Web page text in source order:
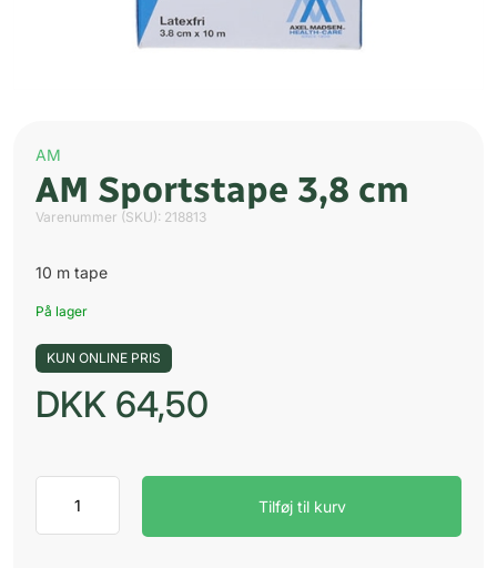
AM
AM Sportstape 3,8 cm
Varenummer (SKU): 218813
10 m tape
På lager
KUN ONLINE PRIS
DKK 64,50
Sportstape
3,8
Tilføj til kurv